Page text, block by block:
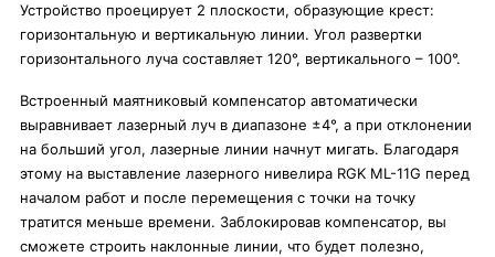
Устройство проецирует 2 плоскости, образующие крест:
горизонтальную и вертикальную линии. Угол развертки
горизонтального луча составляет 120°, вертикального – 100°.
Встроенный маятниковый компенсатор автоматически
выравнивает лазерный луч в диапазоне ±4°, а при отклонении
на больший угол, лазерные линии начнут мигать. Благодаря
этому на выставление лазерного нивелира RGK ML-11G перед
началом работ и после перемещения с точки на точку
тратится меньше времени. Заблокировав компенсатор, вы
сможете строить наклонные линии, что будет полезно,